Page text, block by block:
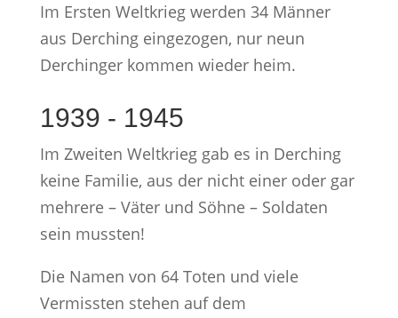
Im Ersten Weltkrieg werden 34 Männer
aus Derching eingezogen, nur neun
Derchinger kommen wieder heim.
1939 - 1945
Im Zweiten Weltkrieg gab es in Derching
keine Familie, aus der nicht einer oder gar
mehrere – Väter und Söhne – Soldaten
sein mussten!
Die Namen von 64 Toten und viele
Vermissten stehen auf dem